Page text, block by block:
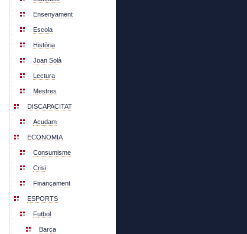
Ensenyament
Escola
Història
Joan Solà
Lectura
Mestres
DISCAPACITAT
Acudam
ECONOMIA
Consumisme
Crisi
Finançament
ESPORTS
Futbol
Barça